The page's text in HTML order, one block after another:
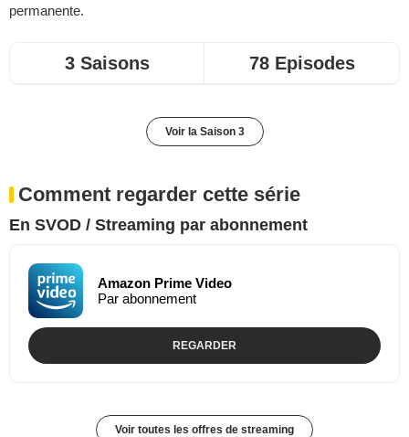
permanente.
3 Saisons 78 Episodes
Voir la Saison 3
Comment regarder cette série
En SVOD / Streaming par abonnement
Amazon Prime Video
Par abonnement
REGARDER
Voir toutes les offres de streaming